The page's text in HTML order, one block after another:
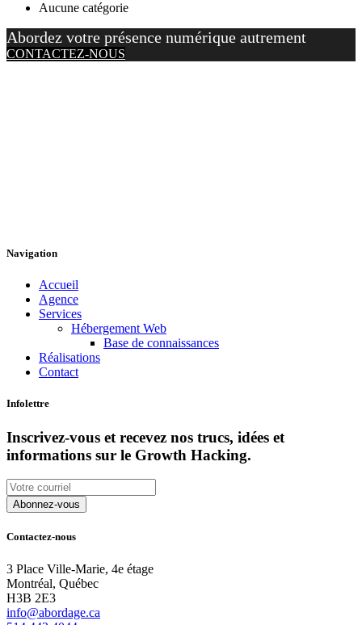
Aucune catégorie
Abordez votre présence numérique autrement
CONTACTEZ-NOUS
Navigation
Accueil
Agence
Services
Hébergement Web
Base de connaissances
Réalisations
Contact
Infolettre
Inscrivez-vous et recevez nos trucs, idées et
informations sur le Growth Hacking.
Contactez-nous
3 Place Ville-Marie, 4e étage
Montréal, Québec
H3B 2E3
info@abordage.ca